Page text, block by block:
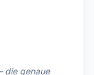
die genaue